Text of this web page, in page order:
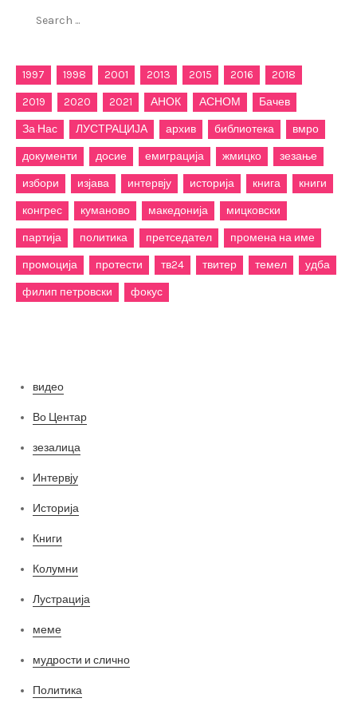
1997 1998 2001 2013 2015 2016
2018
2019
2020 2021 АНОК АСНОМ
Бачев
За Нас
ЛУСТРАЦИЈА архив библиотека
вмро
документи
досие емиграција жмицко
зезање
избори
изјава интервју историја книга
книги
конгрес
куманово македонија
мицковски
партија
политика претседател
промена на име
промоција
протести тв24 твитер темел
удба
филип петровски
фокус
видео
Во Центар
зезалица
Интервју
Историја
Книги
Колумни
Лустрација
меме
мудрости и слично
Политика